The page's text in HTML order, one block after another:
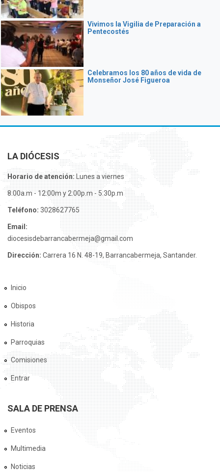
Vivimos la Vigilia de Preparación a
Pentecostés
Celebramos los 80 años de vida de
Monseñor José Figueroa
LA DIÓCESIS
Horario de atención:Lunes a viernes
8:00a.m - 12:00m y 2:00p.m - 5:30p.m
Teléfono: 3028627765
Email:
diocesisdebarrancabermeja@gmail.com
Dirección: Carrera 16 N. 48-19, Barrancabermeja, Santander.
Inicio
Obispos
Historia
Parroquias
Comisiones
Entrar
SALA DE PRENSA
Eventos
Multimedia
Noticias